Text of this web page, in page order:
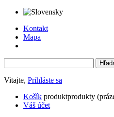
Kontakt
Mapa
Vitajte, Prihláste sa
Košík produktprodukty
Váš účet